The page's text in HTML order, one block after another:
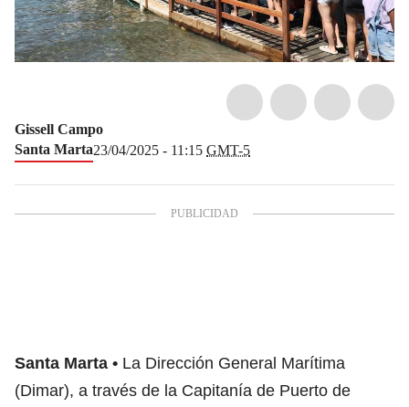
Gissell Campo
Santa Marta23/04/2025 - 11:15 GMT-5
Santa Marta
La Dirección General Marítima
(Dimar), a través de la Capitanía de Puerto de